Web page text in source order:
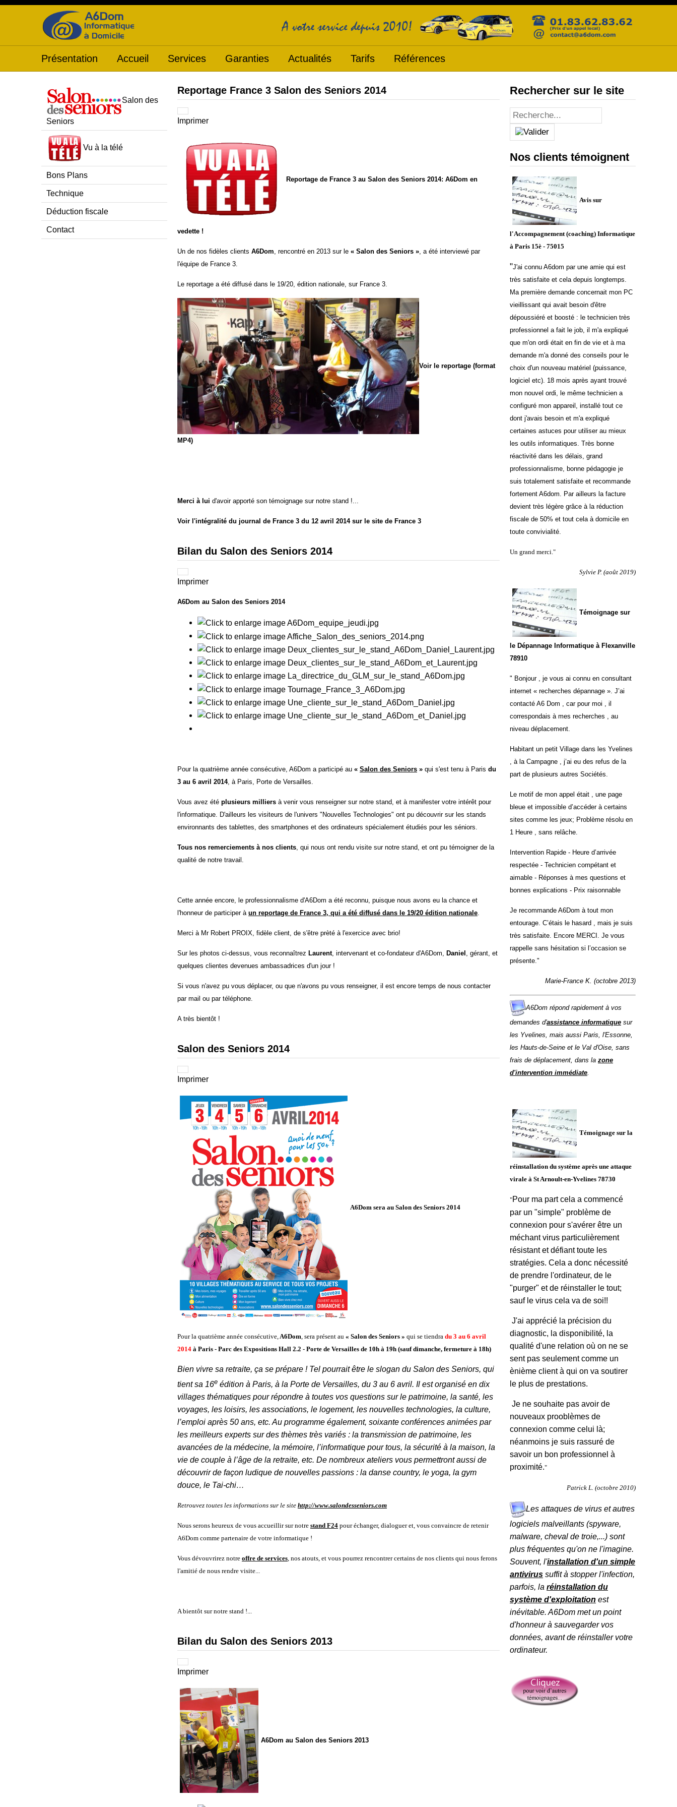
Présentation Accueil Services Garanties Actualités Tarifs Références
Salon des
Seniors
Vu à la télé
Bons Plans
Technique
Déduction fiscale
Contact
Reportage France 3 Salon des Seniors 2014
Imprimer
Reportage de France 3 au Salon des Seniors 2014: A6Dom en
vedette !
Un de nos fidèles clients A6Dom, rencontré en 2013 sur le « Salon des Seniors », a été interviewé par
l'équipe de France 3.
Le reportage a été diffusé dans le 19/20, édition nationale, sur France 3.
Voir le reportage (format
MP4)
Merci à lui d'avoir apporté son témoignage sur notre stand !...
Voir l'intégralité du journal de France 3 du 12 avril 2014 sur le site de France 3
Bilan du Salon des Seniors 2014
Imprimer
A6Dom au Salon des Seniors 2014
Pour la quatrième année consécutive, A6Dom a participé au « Salon des Seniors » qui s'est tenu à Paris du
3 au 6 avril 2014, à Paris, Porte de Versailles.
Vous avez été plusieurs milliers à venir vous renseigner sur notre stand, et à manifester votre intérêt pour
l'informatique. D'ailleurs les visiteurs de l'univers "Nouvelles Technologies" ont pu découvrir sur les stands
environnants des tablettes, des smartphones et des ordinateurs spécialement étudiés pour les séniors.
Tous nos remerciements à nos clients, qui nous ont rendu visite sur notre stand, et ont pu témoigner de la
qualité de notre travail.
Cette année encore, le professionnalisme d'A6Dom a été reconnu, puisque nous avons eu la chance et
l'honneur de participer à un reportage de France 3, qui a été diffusé dans le 19/20 édition nationale.
Merci à Mr Robert PROIX, fidèle client, de s'être prèté à l'exercice avec brio!
Sur les photos ci-dessus, vous reconnaîtrez Laurent, intervenant et co-fondateur d'A6Dom, Daniel , gérant, et
quelques clientes devenues ambassadrices d'un jour !
Si vous n'avez pu vous déplacer, ou que n'avons pu vous renseigner, il est encore temps de nous contacter
par mail ou par téléphone.
A très bientôt !
Salon des Seniors 2014
Imprimer
A6Dom sera au Salon des Seniors 2014
Pour la quatrième année consécutive,A6Dom, sera présent au « Salon des Seniors » qui se tiendra du 3 au 6 avril
2014 à Paris - Parc des Expositions Hall 2.2 - Porte de Versailles de 10h à 19h (sauf dimanche, fermeture à 18h)
Bien vivre sa retraite, ça se prépare ! Tel pourrait être le slogan du Salon des Seniors, qui
tient sa 16e édition à Paris, à la Porte de Versailles, du 3 au 6 avril. Il est organisé en dix
villages thématiques pour répondre à toutes vos questions sur le patrimoine, la santé, les
voyages, les loisirs, les associations, le logement, les nouvelles technologies, la culture,
l’emploi après 50 ans, etc. Au programme également, soixante conférences animées par
les meilleurs experts sur des thèmes très variés : la transmission de patrimoine, les
avancées de la médecine, la mémoire, l’informatique pour tous, la sécurité à la maison, la
vie de couple à l’âge de la retraite, etc. De nombreux ateliers vous permettront aussi de
découvrir de façon ludique de nouvelles passions : la danse country, le yoga, la gym
douce, le Tai-chi…
Retrouvez toutes les informations sur le site http://www.salondesseniors.com
Nous serons heureux de vous accueillir sur notre stand F24 pour échanger, dialoguer et, vous convaincre de retenir
A6Dom comme partenaire de votre informatique !
Vous dévouvrirez notre offre de services, nos atouts, et vous pourrez rencontrer certains de nos clients qui nous ferons
l'amitié de nous rendre visite...
A bientôt sur notre stand !...
Bilan du Salon des Seniors 2013
Imprimer
A6Dom au Salon des Seniors 2013
Rechercher sur le site
Nos clients témoignent
Avis sur
l'Accompagnement (coaching) Informatique
à Paris 15è - 75015
"J'ai connu A6dom par une amie qui est
très satisfaite et cela depuis longtemps.
Ma première demande concernait mon PC
vieillissant qui avait besoin d'être
dépoussiéré et boosté : le technicien très
professionnel a fait le job, il m'a expliqué
que m'on ordi était en fin de vie et à ma
demande m'a donné des conseils pour le
choix d'un nouveau matériel (puissance,
logiciel etc). 18 mois après ayant trouvé
mon nouvel ordi, le même technicien a
configuré mon appareil, installé tout ce
dont j'avais besoin et m'a expliqué
certaines astuces pour utiliser au mieux
les outils informatiques. Très bonne
réactivité dans les délais, grand
professionnalisme, bonne pédagogie je
suis totalement satisfaite et recommande
fortement A6dom. Par ailleurs la facture
devient très légère grâce à la réduction
fiscale de 50% et tout cela à domicile en
toute convivialité.
Un grand merci."
Sylvie P. (août 2019)
Témoignage sur
le Dépannage Informatique à Flexanville
78910
" Bonjour , je vous ai connu en consultant
internet « recherches dépannage ». J’ai
contacté A6 Dom , car pour moi , il
correspondais à mes recherches , au
niveau déplacement.
Habitant un petit Village dans les Yvelines
, à la Campagne , j’ai eu des refus de la
part de plusieurs autres Sociétés.
Le motif de mon appel était , une page
bleue et impossible d’accéder à certains
sites comme les jeux; Problème résolu en
1 Heure , sans relâche.
Intervention Rapide - Heure d’arrivée
respectée - Technicien compétant et
aimable - Réponses à mes questions et
bonnes explications - Prix raisonnable
Je recommande A6Dom à tout mon
entourage. C’étais le hasard , mais je suis
très satisfaite. Encore MERCI. Je vous
rappelle sans hésitation si l’occasion se
présente."
Marie-France K. (octobre 2013)
A6Dom répond rapidement à vos
demandes d'assistance informatique sur
les Yvelines, mais aussi Paris, l'Essonne,
les Hauts-de-Seine et le Val d'Oise, sans
frais de déplacement, dans la zone
d'intervention immédiate.
Témoignage sur la
réinstallation du système après une attaque
virale à St Arnoult-en-Yvelines 78730
"Pour ma part cela a commencé
par un "simple" problème de
connexion pour s'avérer être un
méchant virus particulièrement
résistant et défiant toute les
stratégies. Cela a donc nécessité
de prendre l'ordinateur, de le
"purger" et de réinstaller le tout;
sauf le virus cela va de soi!!
J'ai apprécié la précision du
diagnostic, la disponibilité, la
qualité d'une relation où on ne se
sent pas seulement comme un
ènième client à qui on va soutirer
le plus de prestations.
Je ne souhaite pas avoir de
nouveaux prooblèmes de
connexion comme celui là;
néanmoins je suis rassuré de
savoir un bon professionnel à
proximité."
Patrick L. (octobre 2010)
Les attaques de virus et autres
logiciels malveillants (spyware,
malware, cheval de troie,...) sont
plus fréquentes qu'on ne l'imagine.
Souvent, l'installation d'un simple
antivirus suffit à stopper l'infection,
parfois, la réinstallation du
système d'exploitation est
inévitable. A6Dom met un point
d'honneur à sauvegarder vos
données, avant de réinstaller votre
ordinateur.